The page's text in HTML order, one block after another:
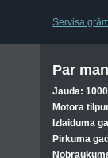
Servisa
Par
Jauda:
Motora
Izlaiduma
Pirkuma